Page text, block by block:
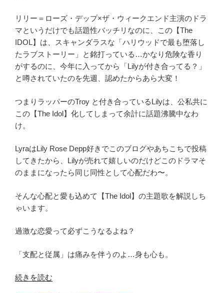
リリー＝ローズ・デップ×ザ・ウィークエンド主演のドラ
マというだけでも話題性バッチリなのに、この【The
IDOL】は、
スキャンダラスな「ハリウッドで最も堕落し
たラブストーリー」と銘打っている…かなり危険な香り
がするのに、今年に入ってから「Lilyが付き合ってる？」
と噂されていたのを先週、認めたからあら大変！
つまりラッパーのTroy と付き合っているLilyは、公私共に
この【The Idol】化してしまって余計に話題沸騰中なわ
け。
LyraはLily Rose Depp好きでこのブログやあちこちで投稿
してきたから、Lilyが売れて嬉しいのだけどこのドラマそ
のままになったら同じ同性として心配だわ〜。
そんな心配と愛も込めて【The Idol】の主題歌を解説しち
ゃいます。
過激な恋愛って必ずこうなるよね？
「支配と従属」は痛みを伴うのよ…身も心も。
“The
続きを読む